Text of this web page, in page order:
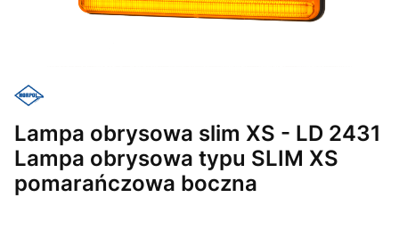
Lampa obrysowa slim XS - LD 2431
Lampa obrysowa typu SLIM XS
pomarańczowa boczna